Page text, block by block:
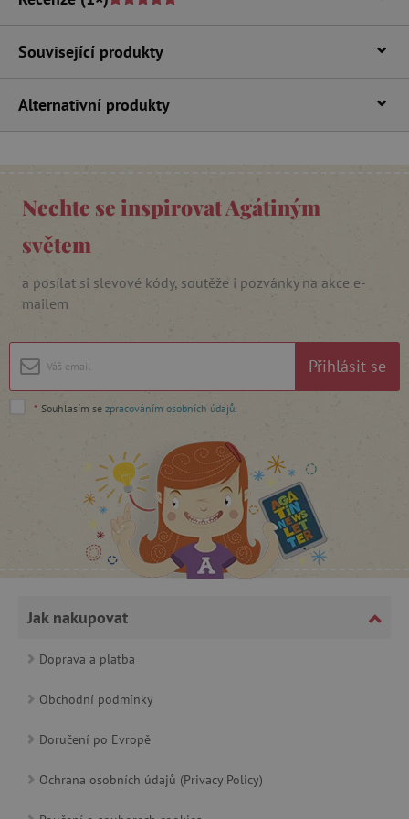
Související produkty
Alternativní produkty
Nechte se inspirovat Agátiným
světem
a posílat si slevové kódy, soutěže i pozvánky na akce e-
mailem
Přihlásit se
* Souhlasím se zpracováním osobních údajů
Jak nakupovat
Doprava a platba
Obchodní podmínky
Doručení po Evropě
Ochrana osobních údajů (Privacy Policy)
_lb_ccc .agatinsvet.cz
cjConsent
CookieScriptConsent
CookieScript
www.agatinsvet.cz
PHPSESSID
Google Privacy Policy